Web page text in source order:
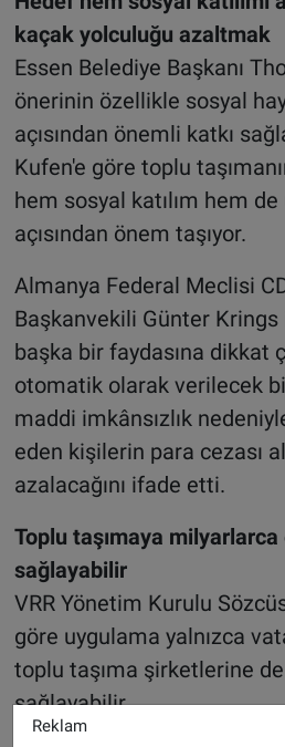
kaçak yolculuğu azaltmak
Essen Belediye Başkanı
önerinin özellikle sosyal
açısından önemli katkı
Kufen'e göre toplu
hem sosyal katılım hem
açısından önem taşıyor.
Almanya Federal Meclisi
Başkanvekili Günter Krings
başka bir faydasına dikkat
otomatik olarak verilecek
maddi imkânsızlık
eden kişilerin para cezası
azalacağını ifade etti.
Toplu taşımaya
sağlayabilir
VRR Yönetim Kurulu
göre uygulama yalnızca
toplu taşıma şirketlerine
sağlayabilir.
Reklam